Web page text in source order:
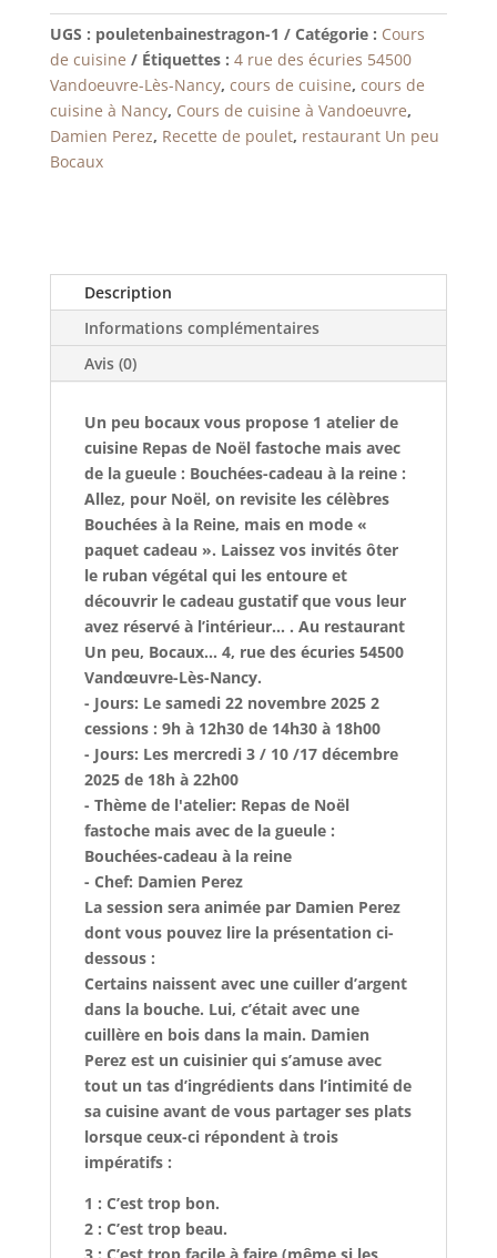
Noël
fastoche
mais
avec
de
la
la
reine
UGS : pouletenbainestragon-1 Catégorie : Cours
de cuisine
Étiquettes : 4 rue des écuries 54500
Vandoeuvre-Lès-Nancy, cours de cuisine, cours de
cuisine à Nancy, Cours de cuisine à Vandoeuvre,
Damien Perez, Recette de poulet, restaurant Un peu
Bocaux
Description
Informations complémentaires
Avis (0)
Un peu bocaux vous propose 1 atelier de
cuisine Repas de Noël fastoche mais avec
de la gueule : Bouchées-cadeau à la reine :
Allez, pour Noël, on revisite les célèbres
Bouchées à la Reine, mais en mode «
paquet cadeau ». Laissez vos invités ôter
le ruban végétal qui les entoure et
découvrir le cadeau gustatif que vous leur
avez réservé à l’intérieur… . Au restaurant
Un peu, Bocaux... 4, rue des écuries 54500
Vandœuvre-Lès-Nancy.
- Jours: Le samedi 22 novembre 2025 2
cessions : 9h à 12h30 de 14h30 à 18h00
- Jours: Les mercredi 3 / 10 /17 décembre
2025 de 18h à 22h00
- Thème de l'atelier: Repas de Noël
fastoche mais avec de la gueule :
Bouchées-cadeau à la reine
- Chef: Damien Perez
La session sera animée par Damien Perez
dont vous pouvez lire la présentation ci-
dessous :
Certains naissent avec une cuiller d’argent
dans la bouche. Lui, c’était avec une
cuillère en bois dans la main. Damien
Perez est un cuisinier qui s’amuse avec
tout un tas d’ingrédients dans l’intimité de
sa cuisine avant de vous partager ses plats
lorsque ceux-ci répondent à trois
impératifs :
1 : C’est trop bon.
2 : C’est trop beau.